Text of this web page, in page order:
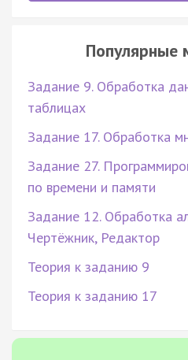
Популярные
Задание 9. Обработка
таблицах
Задание 17. Обработка
Задание 27.
по времени и памяти
Задание 12. Обработка
Чертёжник, Редактор
Теория к заданию 9
Теория к заданию 17